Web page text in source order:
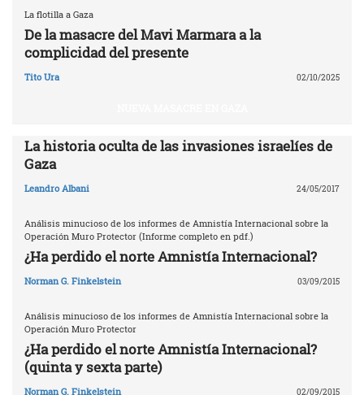
La flotilla a Gaza
De la masacre del Mavi Marmara a la
complicidad del presente
Tito Ura 02/10/2025
La historia oculta de las invasiones israelíes de
Gaza
Leandro Albani 24/05/2017
Análisis minucioso de los informes de Amnistía Internacional sobre la
Operación Muro Protector (Informe completo en pdf.)
¿Ha perdido el norte Amnistía Internacional?
Norman G. Finkelstein 03/09/2015
Análisis minucioso de los informes de Amnistía Internacional sobre la
Operación Muro Protector
¿Ha perdido el norte Amnistía Internacional?
(quinta y sexta parte)
Norman G. Finkelstein 02/09/2015